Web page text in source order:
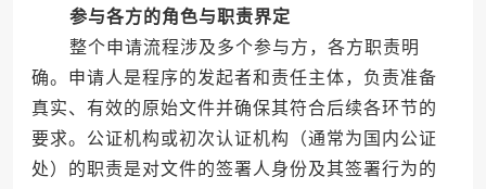
参与各方的角色与职责界定
整个申请流程涉及多个参与方，各方职责明
确。申请人是程序的发起者和责任主体，负责准备
真实、有效的原始文件并确保其符合后续各环节的
要求。公证机构或初次认证机构（通常为国内公证
处）的职责是对文件的签署人身份及其签署行为的